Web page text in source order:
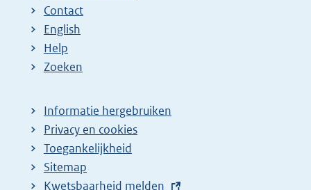
Contact
English
Help
Zoeken
Informatie hergebruiken
Privacy en cookies
Toegankelijkheid
Sitemap
E
Kwetsbaarheid melden